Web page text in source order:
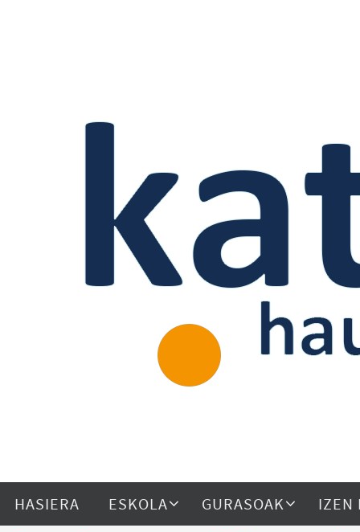
HASIERA ESKOLA GURASOAK IZEN